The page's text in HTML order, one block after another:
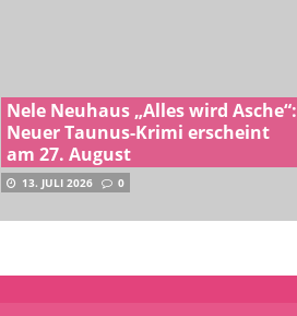
Nele Neuhaus „Alles wird Asche“:
Neuer Taunus-Krimi erscheint
am 27. August
13. JULI 2026 0